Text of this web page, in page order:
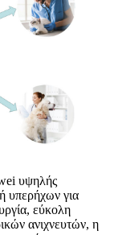
υψηλής
υπερήχων για
εύκολη
ανιχνευτών, η